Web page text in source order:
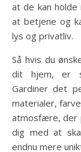
at de kan
at betjene og
lys og privatliv.
Så hvis du
dit hjem, er
Gardiner det
materialer,
atmosfære, der
dig med at
endnu mere